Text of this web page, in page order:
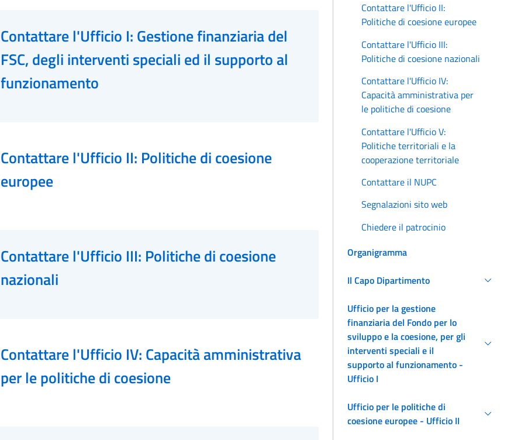
Contattare l'Ufficio I: Gestione finanziaria del
FSC, degli interventi speciali ed il supporto al
funzionamento
Contattare l'Ufficio II: Politiche di coesione
europee
Contattare l'Ufficio III: Politiche di coesione
nazionali
Contattare l'Ufficio IV: Capacità amministrativa
per le politiche di coesione
Contattare l'Ufficio II:
Politiche di coesione europee
Contattare l'Ufficio III:
Politiche di coesione nazionali
Contattare l'Ufficio IV:
Capacità amministrativa per
le politiche di coesione
Contattare l'Ufficio V:
Politiche territoriali e la
cooperazione territoriale
Contattare il NUPC
Segnalazioni sito web
Chiedere il patrocinio
Organigramma
Il Capo Dipartimento
Ufficio per la gestione
finanziaria del Fondo per lo
sviluppo e la coesione, per gli
interventi speciali e il
supporto al funzionamento -
Ufficio I
Ufficio per le politiche di
coesione europee - Ufficio II